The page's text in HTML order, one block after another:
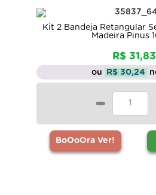
Kit 2 Bandeja Retangular
Madeira Pinus
R$ 31,83
ou R$ 30,24
-
BoOoOra Ver!